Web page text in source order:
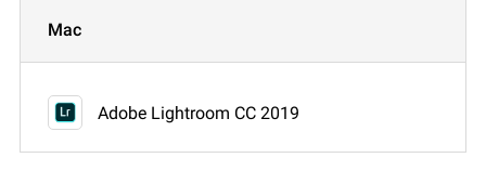
Mac
Adobe Lightroom CC 2019